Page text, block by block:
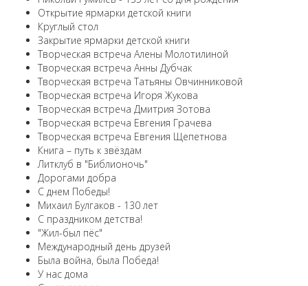
Открытие ярмарки детской книги
Круглый стол
Закрытие ярмарки детской книги
Творческая встреча Алены Молотилиной
Творческая встреча Анны Дубчак
Творческая встреча Татьяны Овчинниковой
Творческая встреча Игоря Жукова
Творческая встреча Дмитрия Зотова
Творческая встреча Евгения Грачева
Творческая встреча Евгения Щепетнова
Книга – путь к звёздам
Литклуб в "Библионочь"
Дорогами добра
С днем Победы!
Михаил Булгаков - 130 лет
С праздником детства!
"Жил-был пёс"
Международный день друзей
Была война, была Победа!
У нас дома